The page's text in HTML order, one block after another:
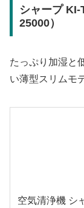
シャープ
25000）
たっぷり加湿と
い薄型スリムモ
空気清浄機 シ